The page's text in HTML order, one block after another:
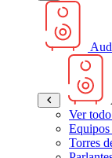
Ver
Torres